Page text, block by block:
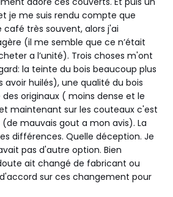
je me suis rendu compte que
café très souvent, alors j'ai
(il me semble que ce n’était
a l’unité). Trois choses m'ont
la teinte du bois beaucoup plus
huilés), une qualité du bois
originaux ( moins dense et le
maintenant sur les couteaux c'est
(de mauvais gout a mon avis). La
différences. Quelle déception. Je
pas d'autre option. Bien
ait changé de fabricant ou
sur ces changement pour